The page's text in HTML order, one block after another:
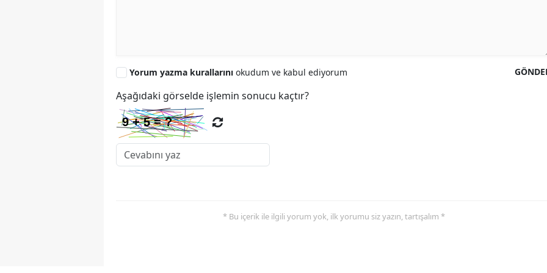
Yorum yazma kurallarını okudum ve kabul ediyorum
Aşağıdaki görselde işlemin sonucu kaçtır?
* Bu içerik ile ilgili yorum yok, ilk yorumu siz yazın, tartışalım *